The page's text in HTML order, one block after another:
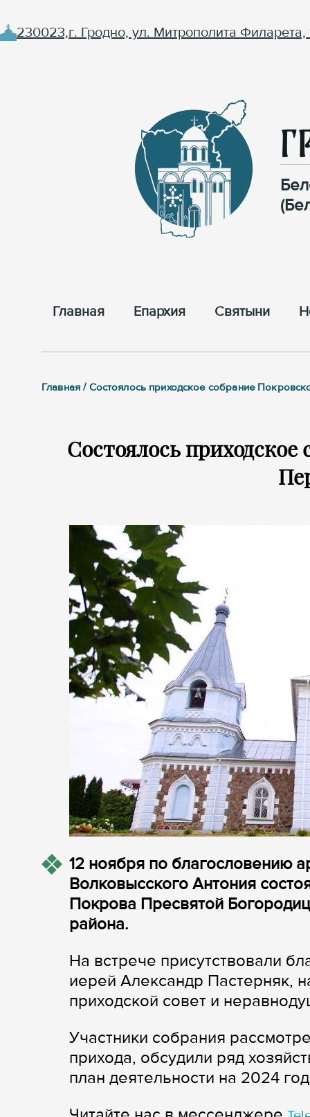
230023,г. Гродно, ул. Митрополита Филарета,
Главная Епархия Cвятыни
Главная / Состоялось приходское собрание
Состоялось приходское
12 ноября по благословению
Волковысского Антония
Покрова Пресвятой
района.
На встрече присутствовали
иерей Александр Пастерняк,
приходской совет и
Участники собрания
прихода, обсудили ряд
план деятельности на 2024